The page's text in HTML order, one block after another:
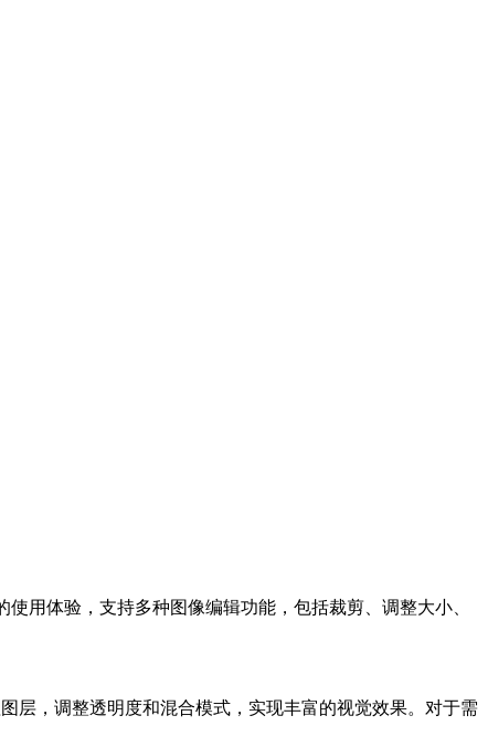
使用体验，支持多种图像编辑功能，包括裁剪、调整大小、
层，调整透明度和混合模式，实现丰富的视觉效果。对于需